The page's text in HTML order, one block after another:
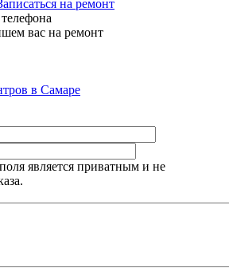
на ремонт
вас на ремонт
в Самаре
является приватным и не